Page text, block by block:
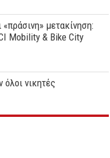
μετακίνηση:
Mobility & Bike City
νικητές